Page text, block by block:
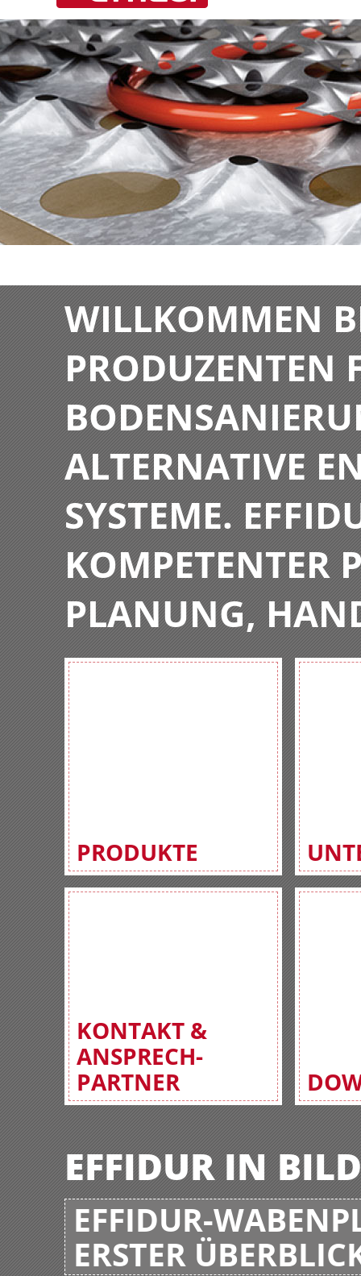
WILLKOMMEN
PRODUZENTEN
ALTERNATIVE
SYSTEME.
KOMPETENTER
PLANUNG,
PRODUKTE
KONTAKT &
ANSPRECH-
PARTNER
EFFIDUR IN
EFFIDUR-
ERSTER